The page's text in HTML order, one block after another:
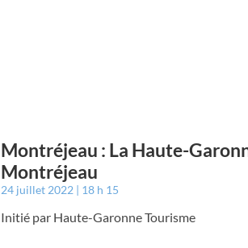
Montréjeau : La Haute-
Montréjeau
24 juillet 2022 18 h 15
Initié par Haute-Garonne Tourisme